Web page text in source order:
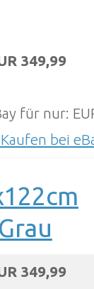
349,99
für nur:
bei
349,99